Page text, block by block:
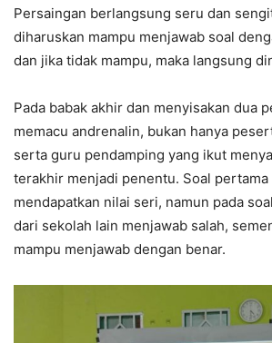
Persaingan berlangsung seru dan
diharuskan mampu menjawab soal
dan jika tidak mampu, maka langsung
Pada babak akhir dan menyisakan dua
memacu andrenalin, bukan hanya
serta guru pendamping yang ikut
terakhir menjadi penentu. Soal
mendapatkan nilai seri, namun pada
dari sekolah lain menjawab salah,
mampu menjawab dengan benar.